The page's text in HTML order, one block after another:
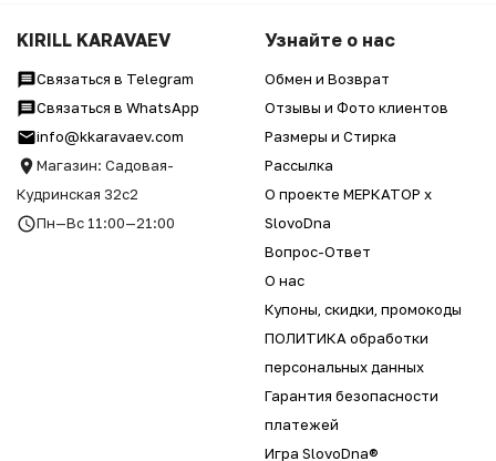
KIRILL KARAVAEV
Связаться в Telegram
Связаться в WhatsApp
info@kkaravaev.com
Магазин: Садовая-
Кудринская 32с2
Пн—Вс 11:00—21:00
Узнайте о нас
Обмен и Возврат
Отзывы и Фото клиентов
Размеры и Стирка
Рассылка
О проекте МЕРКАТОР x
SlovoDna
Вопрос-Ответ
О нас
Купоны, скидки, промокоды
ПОЛИТИКА обработки
персональных данных
Гарантия безопасности
платежей
Игра SlovoDna®